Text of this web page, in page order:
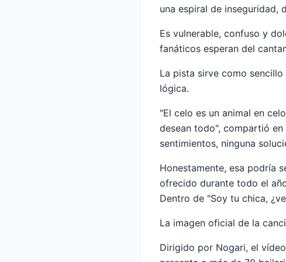
una espiral de inseguridad,
Es vulnerable, confuso y
fanáticos esperan del
La pista sirve como
lógica.
"El celo es un animal en
desean todo", compartió
sentimientos, ninguna
Honestamente, esa podría
ofrecido durante todo el
Dentro de "Soy tu chica,
La imagen oficial de la
Dirigido por Nogari, el